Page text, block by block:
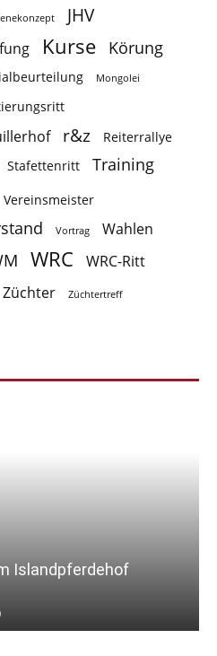
JHV
Kurse Körung
Mongolei
r&z
Reiterrallye
Stafettenritt Training
Vereinsmeister
Vortrag Wahlen
WRC WRC-Ritt
Züchter Züchtertreff
Islandpferdehof